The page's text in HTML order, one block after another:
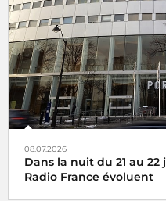
08.07.2026
Dans la nuit du 21 au
Radio France évoluent